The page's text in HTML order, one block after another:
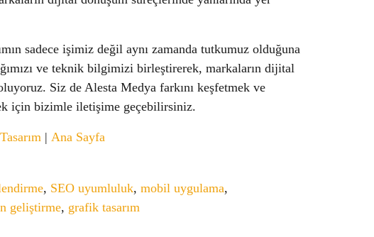
sadece işimiz değil aynı zamanda tutkumuz olduğuna
ve teknik bilgimizi birleştirerek, markaların dijital
Siz de Alesta Medya farkını keşfetmek ve
için bizimle iletişime geçebilirsiniz.
| Ana Sayfa
, SEO uyumluluk, mobil uygulama,
geliştirme, grafik tasarım